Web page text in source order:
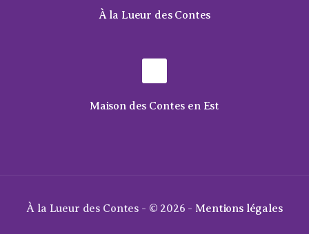
À la Lueur des Contes
Maison des Contes en Est
À la Lueur des Contes - © 2026 - Mentions légales